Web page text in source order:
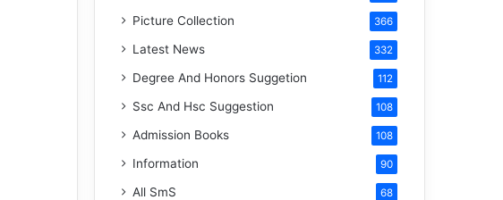
Picture Collection 366
Latest News 332
Degree And Honors Suggetion 112
Ssc And Hsc Suggestion 108
Admission Books 108
Information 90
All SmS 68